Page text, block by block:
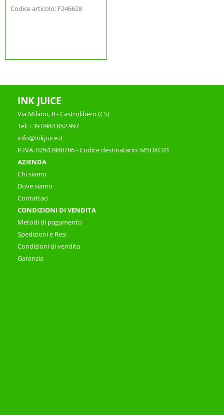
Codice articolo: F246628
INK JUICE
Via Milano, 8 - Castrolibero (CS)
Tel: +39 0984 852.997
info@inkjuice.it
P.IVA: 02843980786 - Codice destinatario: M5UXCR1
AZIENDA
Chi siamo
Dove siamo
Contattaci
CONDIZIONI DI VENDITA
Metodi di pagamento
Spedizioni e Resi
Condizioni di vendita
Garanzia